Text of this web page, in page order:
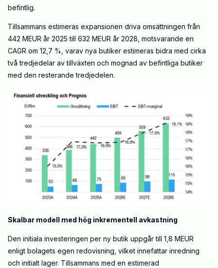
befintlig.
Tillsammans estimeras expansionen driva omsättningen från
442 MEUR år 2025 till 632 MEUR år 2028, motsvarande en
CAGR om 12,7 %, varav nya butiker estimeras bidra med cirka
två tredjedelar av tillväxten och mognad av befintliga butiker
med den resterande tredjedelen.
Skalbar modell med hög inkrementell avkastning
Den initiala investeringen per ny butik uppgår till 1,8 MEUR
enligt bolagets egen redovisning, vilket innefattar inredning
och initialt lager. Tillsammans med en estimerad